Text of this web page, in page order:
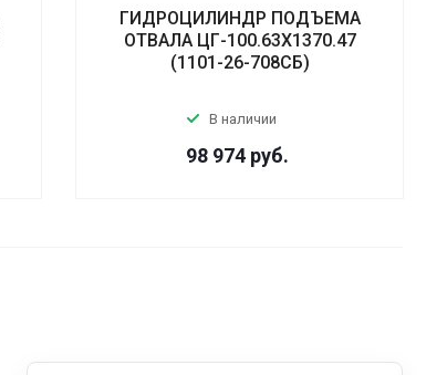
ГИДРОЦИЛИНДР ПОДЪЕМА
ОТВАЛА ЦГ-100.63Х1370.47
(1101-26-708СБ)
В наличии
98 974 руб.